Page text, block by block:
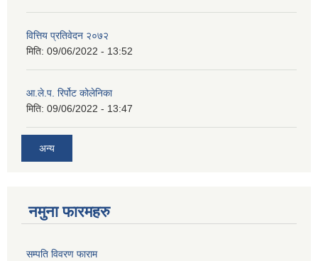
वित्तिय प्रतिवेदन २०७२
मिति: 09/06/2022 - 13:52
आ.ले.प. रिर्पोट कोलेनिका
मिति: 09/06/2022 - 13:47
अन्य
नमुना फारमहरु
सम्पति विवरण फाराम